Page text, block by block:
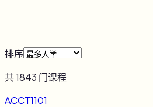
排序
共1843 门课程
ACCT1101